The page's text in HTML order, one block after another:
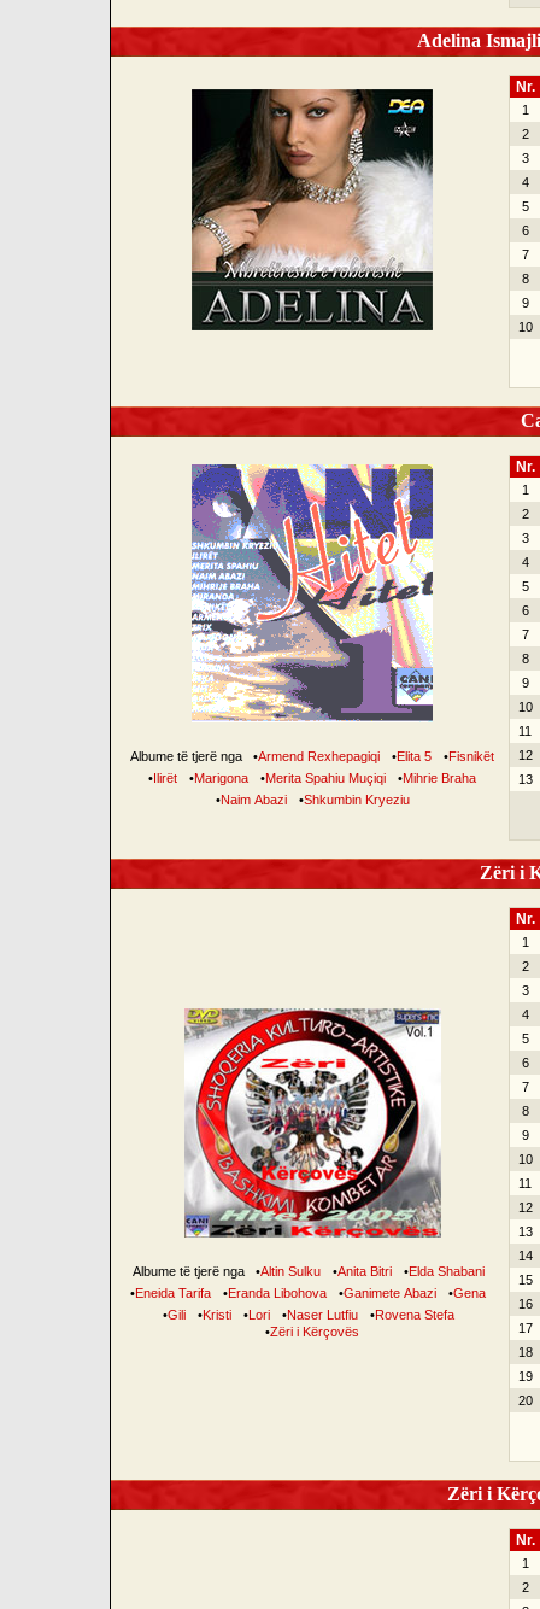
Adelina
Nr.
1
2
3
4
5
6
7
8
9
10
Albume të tjerë nga •Armend Rexhepagiqi •Elita 5 •Fisnikët
•Ilirët •Marigona •Merita Spahiu Muçiqi •Mihrie Braha
•Naim Abazi •Shkumbin Kryeziu
Nr.
1
2
3
4
5
6
7
8
9
10
11
12
13
Zëri i
Albume të tjerë nga •Altin Sulku •Anita Bitri •Elda Shabani
•Eneida Tarifa •Eranda Libohova •Ganimete Abazi •Gena
•Gili •Kristi •Lori •Naser Lutfiu •Rovena Stefa
•Zëri i Kërçovës
Nr.
1
2
3
4
5
6
7
8
9
10
11
12
13
14
15
16
17
18
19
20
Zëri i
Nr.
1
2